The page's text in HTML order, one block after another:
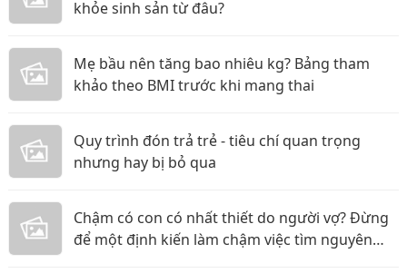
khỏe sinh sản từ đâu?
Mẹ bầu nên tăng bao nhiêu kg? Bảng tham
khảo theo BMI trước khi mang thai
Quy trình đón trả trẻ - tiêu chí quan trọng
nhưng hay bị bỏ qua
Chậm có con có nhất thiết do người vợ? Đừng
để một định kiến làm chậm việc tìm nguyên